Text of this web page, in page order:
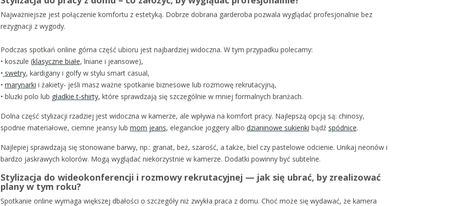
Najważniejsze jest połączenie komfortu z estetyką. Dobrze dobrana garderoba pozwala wyglądać profesjonalnie bez
rezygnacji z wygody.
Podczas spotkań online górna część ubioru jest najbardziej widoczna. W tym przypadku polecamy:
• koszule (klasyczne białe, lniane i jeansowe),
• swetry, kardigany i golfy w stylu smart casual,
• marynarki i żakiety- jeśli masz ważne spotkanie biznesowe lub rozmowę rekrutacyjną,
• bluzki polo lub gładkie t-shirty, które sprawdzają się szczególnie w mniej formalnych branżach.
Dolna część stylizacji rzadziej jest widoczna w kamerze, ale wpływa na komfort pracy. Najlepszą opcją są: chinosy,
spodnie materiałowe, ciemne jeansy lub mom jeans, eleganckie joggery albo dzianinowe sukienki bądź spódnice.
Najlepiej sprawdzają się stonowane barwy, np.: granat, beż, szarość, a także, biel czy pastelowe odcienie. Unikaj neonów i
bardzo jaskrawych kolorów. Mogą wyglądać niekorzystnie w kamerze. Dodatki powinny być subtelne.
Stylizacja do wideokonferencji i rozmowy rekrutacyjnej — jak się ubrać, by zrealizować
plany w tym roku?
Spotkanie online wymaga większej dbałości o szczegóły niż zwykła praca z domu. Choć może się wydawać, że kamera